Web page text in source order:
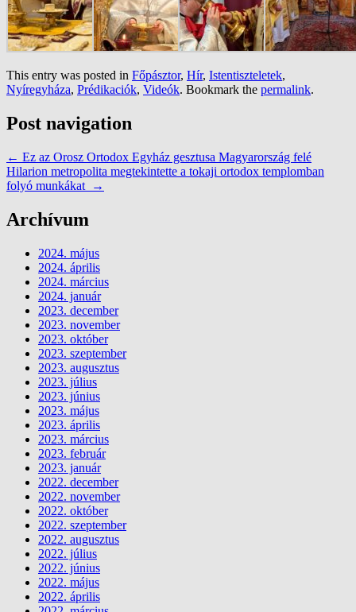
This entry was posted in Főpásztor, Hír, Istentiszteletek,
Nyíregyháza, Prédikaciók, Videók. Bookmark the permalink.
Post navigation
← Ez az Orosz Ortodox Egyház gesztusa Magyarország felé
Hilarion metropolita megtekintette a tokaji ortodox templomban
folyó munkákat
→
Archívum
2024. május
2024. április
2024. március
2024. január
2023. december
2023. november
2023. október
2023. szeptember
2023. augusztus
2023. július
2023. június
2023. május
2023. április
2023. március
2023. február
2023. január
2022. december
2022. november
2022. október
2022. szeptember
2022. augusztus
2022. július
2022. június
2022. május
2022. április